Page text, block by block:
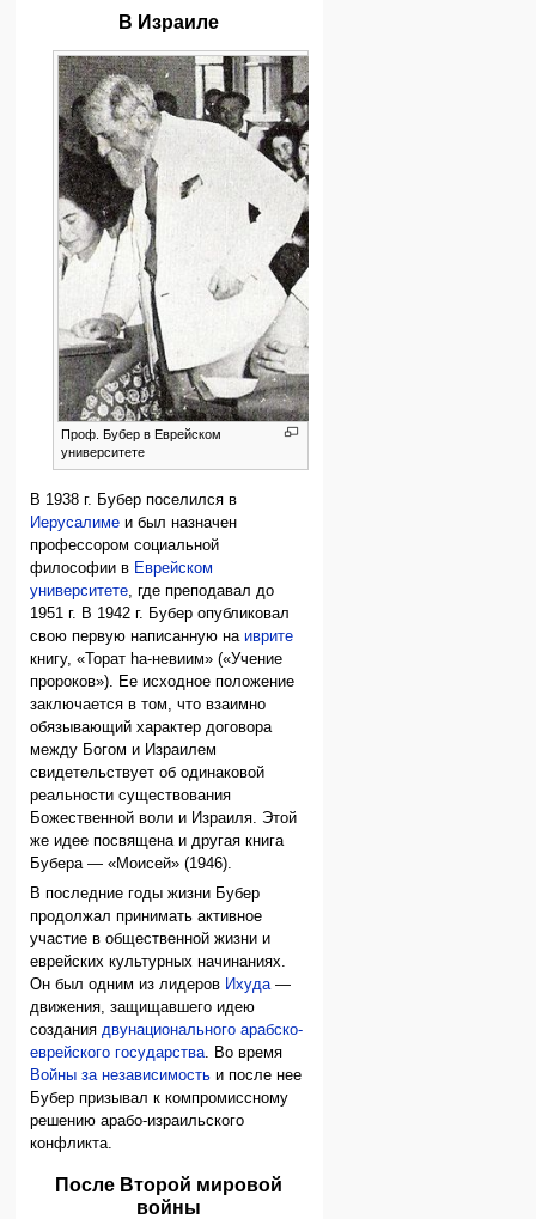
В Израиле
Проф. Бубер в Еврейском
университете
В 1938 г. Бубер поселился в
Иерусалиме и был назначен
профессором социальной
философии в Еврейском
университете, где преподавал до
1951 г. В 1942 г. Бубер опубликовал
свою первую написанную наиврите
книгу, «Торат hа-невиим» («Учение
пророков»). Ее исходное положение
заключается в том, что взаимно
обязывающий характер договора
между Богом и Израилем
свидетельствует об одинаковой
реальности существования
Божественной воли и Израиля. Этой
же идее посвящена и другая книга
Бубера — «Моисей» (1946).
В последние годы жизни Бубер
продолжал принимать активное
участие в общественной жизни и
еврейских культурных начинаниях.
Он был одним из лидеров Ихуда—
движения, защищавшего идею
созданиядвунационального арабско-
еврейского государства. Во время
Войны за независимость и после нее
Бубер призывал к компромиссному
решению арабо-израильского
конфликта.
После Второй мировой
войны